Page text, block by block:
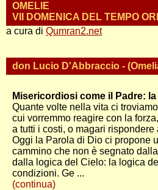
OMELIE
VII DOMENICA DEL TEMPO
a cura di Qumran2.net
don Lucio D'Abbraccio -
Misericordiosi come il Padre:
Quante volte nella vita ci
cui vorremmo reagire con la
a tutti i costi, o magari
Oggi la Parola di Dio ci propone
cammino che non è segnato
dalla logica del Cielo: la logica
condizioni. Ge ...
(continua)